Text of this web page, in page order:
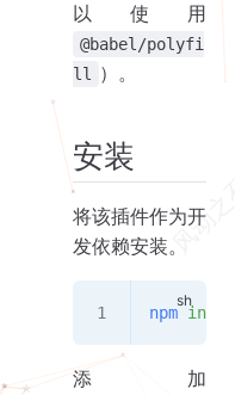
以使用
@babel/polyfi
ll
）。
安装
将该插件作为开
发依赖安装。
npm
添加